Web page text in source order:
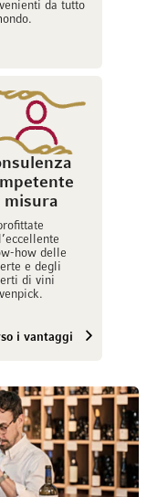
da tutto
misura
how delle
e degli
di vini
i vantaggi